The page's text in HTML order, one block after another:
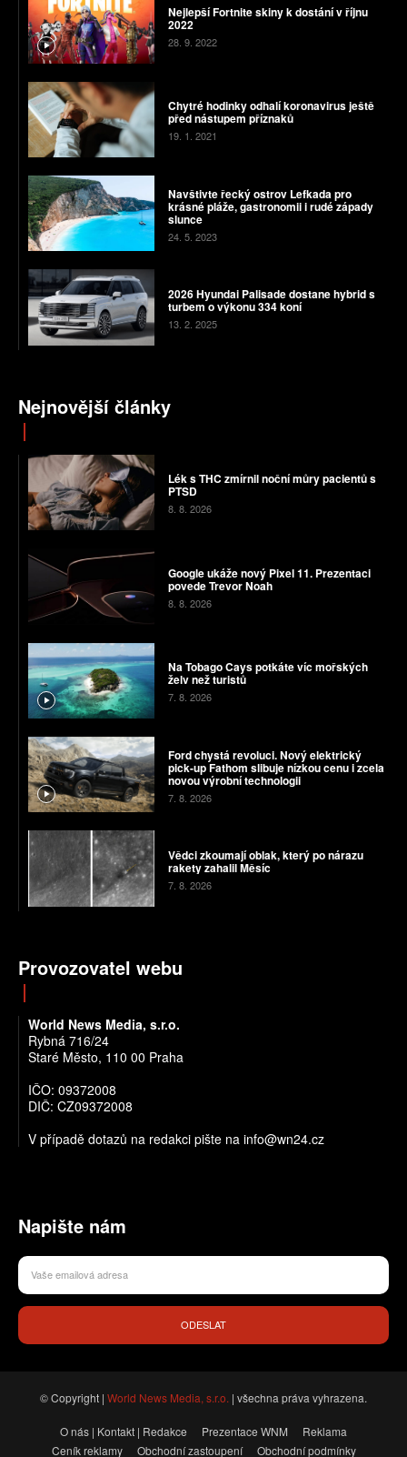
Nejlepší Fortnite skiny k dostání v říjnu
2022
28. 9. 2022
Chytré hodinky odhalí koronavirus ještě
před nástupem příznaků
19. 1. 2021
Navštivte řecký ostrov Lefkada pro
krásné pláže, gastronomii i rudé západy
slunce
24. 5. 2023
2026 Hyundai Palisade dostane hybrid s
turbem o výkonu 334 koní
13. 2. 2025
Nejnovější články
Lék s THC zmírnil noční můry pacientů s
PTSD
8. 8. 2026
Google ukáže nový Pixel 11. Prezentaci
povede Trevor Noah
8. 8. 2026
Na Tobago Cays potkáte víc mořských
želv než turistů
7. 8. 2026
Ford chystá revoluci. Nový elektrický
pick-up Fathom slibuje nízkou cenu i zcela
novou výrobní technologii
7. 8. 2026
Vědci zkoumají oblak, který po nárazu
rakety zahalil Měsíc
7. 8. 2026
Provozovatel webu
World News Media, s.r.o.
Rybná 716/24
Staré Město, 110 00 Praha
IČO: 09372008
DIČ: CZ09372008
V případě dotazů na redakci pište na info@wn24.cz
Napište nám
ODESLAT
© Copyright | World News Media, s.r.o. | všechna práva vyhrazena.
O nás | Kontakt | Redakce Prezentace WNM
Reklama
Ceník reklamy
Obchodní zastoupení Obchodní podmínky